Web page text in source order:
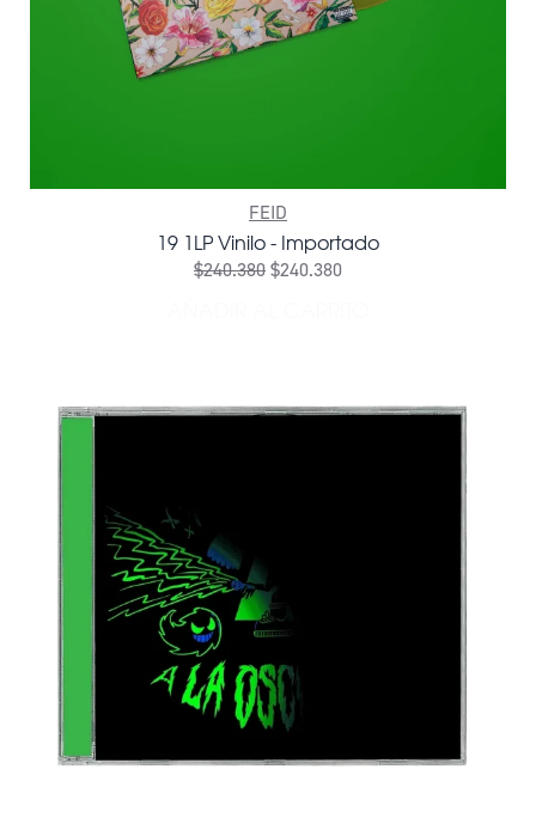
FEID
19 1LP Vinilo - Importado
$240.380$240.380